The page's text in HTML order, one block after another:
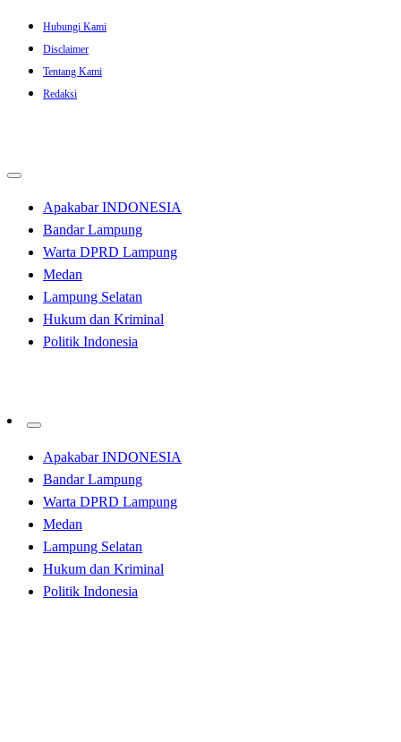
Skip
content
Hubungi Kami
Disclaimer
Tentang Kami
Redaksi
Apakabar INDONESIA
Bandar Lampung
Warta DPRD Lampung
Medan
Lampung Selatan
Hukum dan Kriminal
Politik Indonesia
Apakabar INDONESIA
Bandar Lampung
Warta DPRD Lampung
Medan
Lampung Selatan
Hukum dan Kriminal
Politik Indonesia